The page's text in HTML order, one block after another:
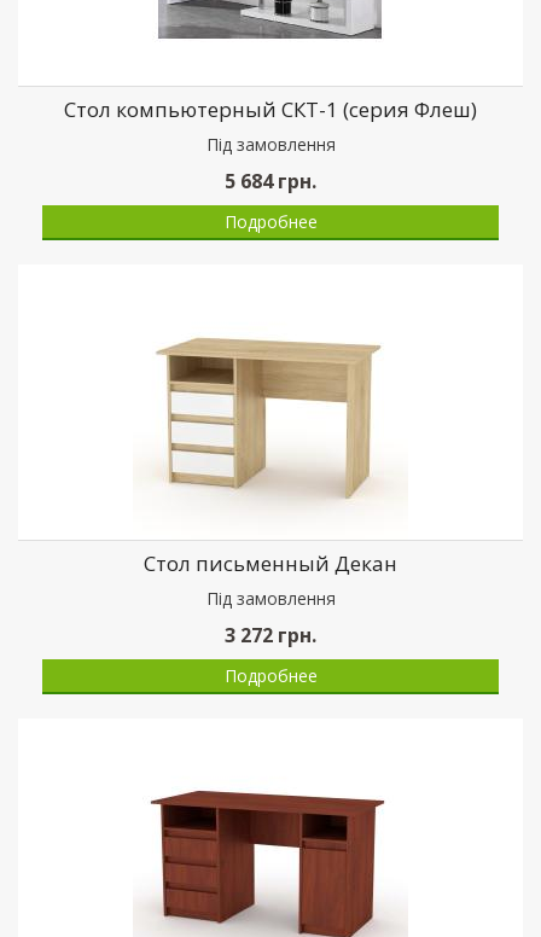
Стол компьютерный СКТ-1 (серия Флеш)
Пiд замовлення
5 684грн.
Подробнее
Стол письменный Декан
Пiд замовлення
3 272 грн.
Подробнее